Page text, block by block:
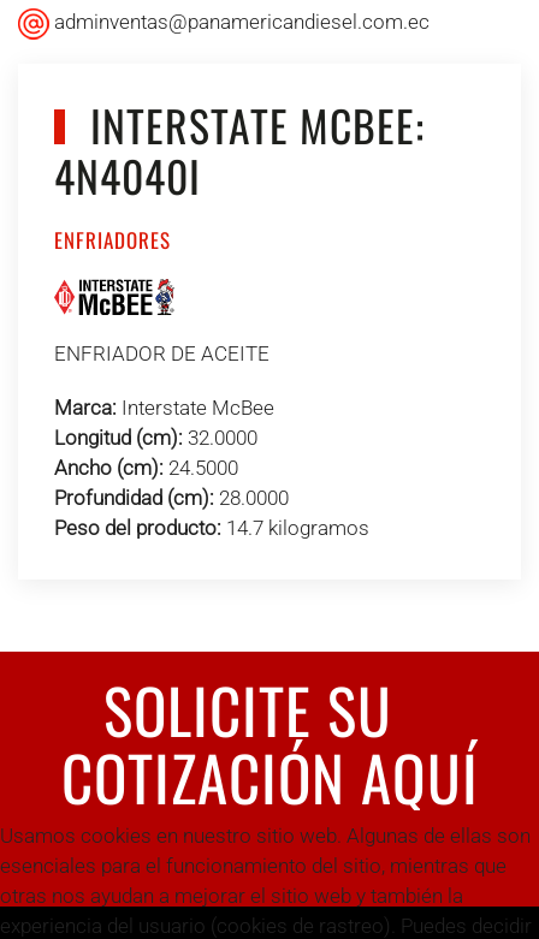
adminventas@panamericandiesel.com.ec
INTERSTATE MCBEE:
4N4040I
ENFRIADORES
ENFRIADOR DE ACEITE
Marca: Interstate McBee
Longitud (cm): 32.0000
Ancho (cm): 24.5000
Profundidad (cm): 28.0000
Peso del producto: 14.7 kilogramos
SOLICITE SU
COTIZACIÓN AQUÍ
Usamos cookies en nuestro sitio web. Algunas de ellas son
esenciales para el funcionamiento del sitio, mientras que
otras nos ayudan a mejorar el sitio web y también la
experiencia del usuario (cookies de rastreo). Puedes decidir